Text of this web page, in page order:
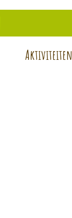
Aktiviteiten